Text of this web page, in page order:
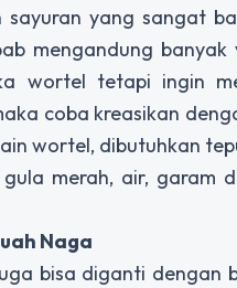
yang sangat
mengandung banyak
wortel tetapi ingin
coba kreasikan
wortel, dibutuhkan
merah, air, garam
Naga
bisa diganti dengan